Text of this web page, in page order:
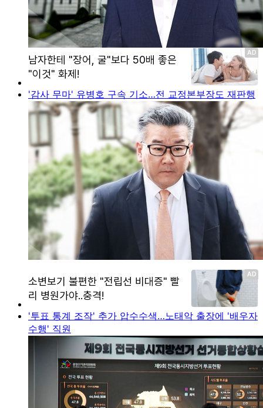
'감사 무마' 유병호 구속 기소…전 교정본부장도 재판행
'투표 통계 조작' 추가 압수수색…노태악 출장에 '배우자
수행' 직원